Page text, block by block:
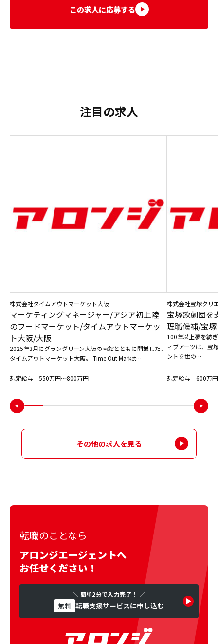
この求人に応募する
注目の求人
株式会社タイムアウトマーケット大阪
マーケティングマネージャー/アジア初上陸
のフードマーケット/タイムアウトマーケッ
ト大阪/大阪
2025年3月にグラングリーン大阪の南館とともに開業した、
タイムアウトマーケット大阪。 Time Out Market…
想定給与 550万円〜800万円
株式会社宝塚クリ
宝塚歌劇団を
理職候補/宝
100年以上夢を紡
ィブアーツは、宝
ントを世の…
想定給与 600万
その他の求人を見る
転職のことなら
アロンジエージェントへ
お任せください！
＼ 簡単2分で入力完了！ ／
無料 転職支援サービスに申し込む